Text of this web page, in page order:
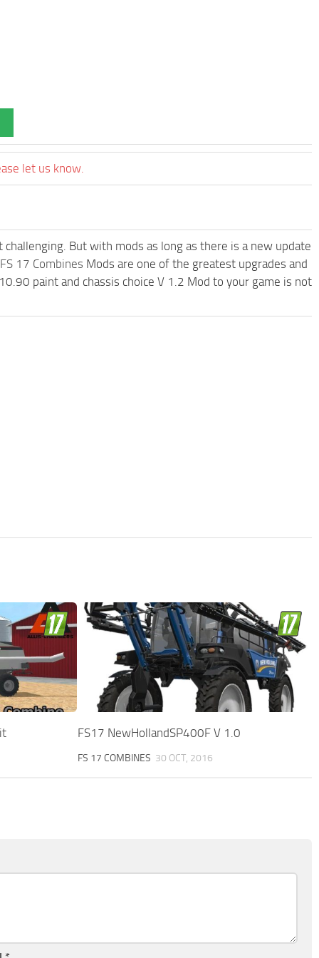
let us know.
But with mods as long as there is a new update
FS 17 Combines Mods are one of the greatest upgrades and
paint and chassis choice V 1.2 Mod to your game is not
FS17 NewHollandSP400F V 1.0
FS 17 COMBINES 30 OCT, 2016